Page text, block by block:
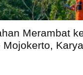
Merambat
Mojokerto,